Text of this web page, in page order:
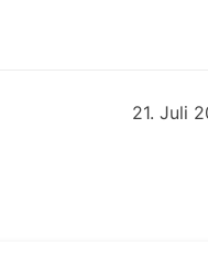
21. Juli